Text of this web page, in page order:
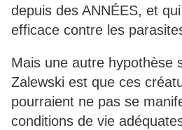
depuis des ANNÉES, et
efficace contre les
Mais une autre hypothèse
Zalewski est que ces
pourraient ne pas se
conditions de vie